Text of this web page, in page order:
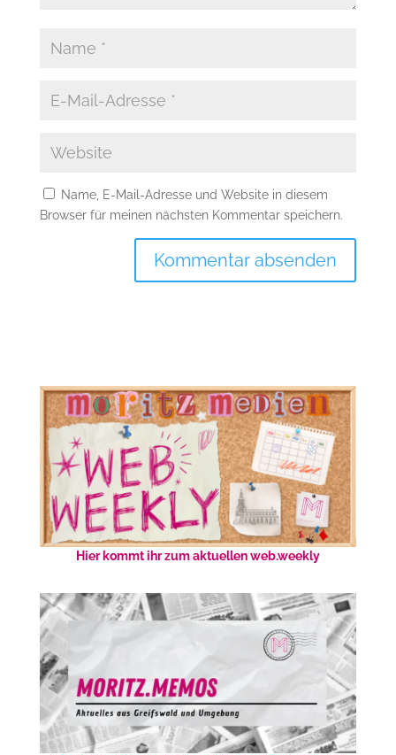
Name, E-Mail-Adresse und Website in diesem
Browser für meinen nächsten Kommentar speichern.
Hier kommt ihr zum aktuellen web.weekly